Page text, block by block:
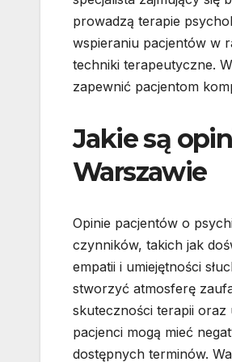
prowadzą terapie
wspieraniu pacjentów w
techniki terapeutyczne.
zapewnić pacjentom
Jakie są
Warszawie
Opinie pacjentów o
czynników, takich jak
empatii i umiejętności
stworzyć atmosferę
skuteczności terapii oraz
pacjenci mogą mieć
dostępnych terminów.